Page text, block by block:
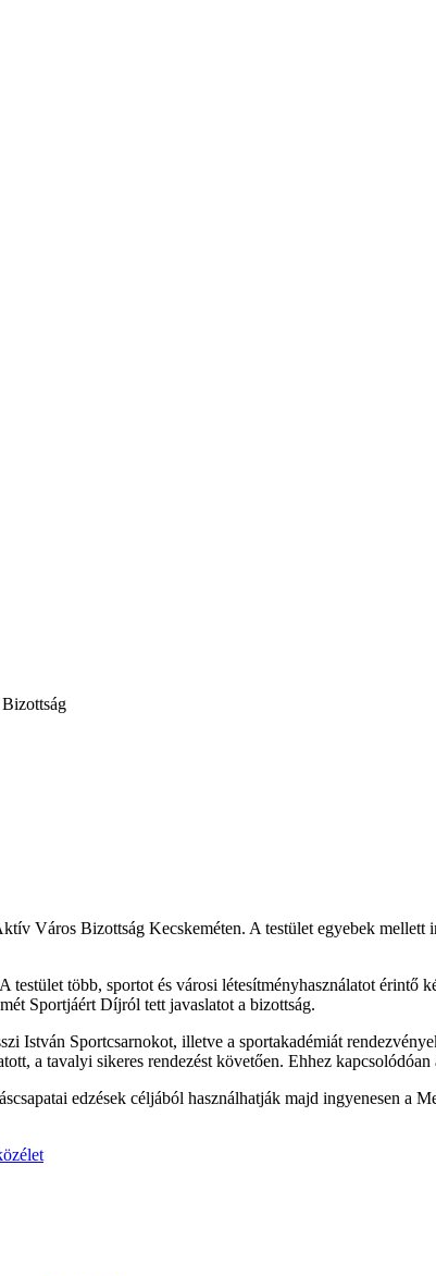
Város Bizottság Kecskeméten. A testület egyebek
több, sportot és városi létesítményhasználatot érintő
Sportjáért Díjról tett javaslatot a bizottság.
István Sportcsarnokot, illetve a sportakadémiát
a tavalyi sikeres rendezést követően. Ehhez
edzések céljából használhatják majd ingyenesen a